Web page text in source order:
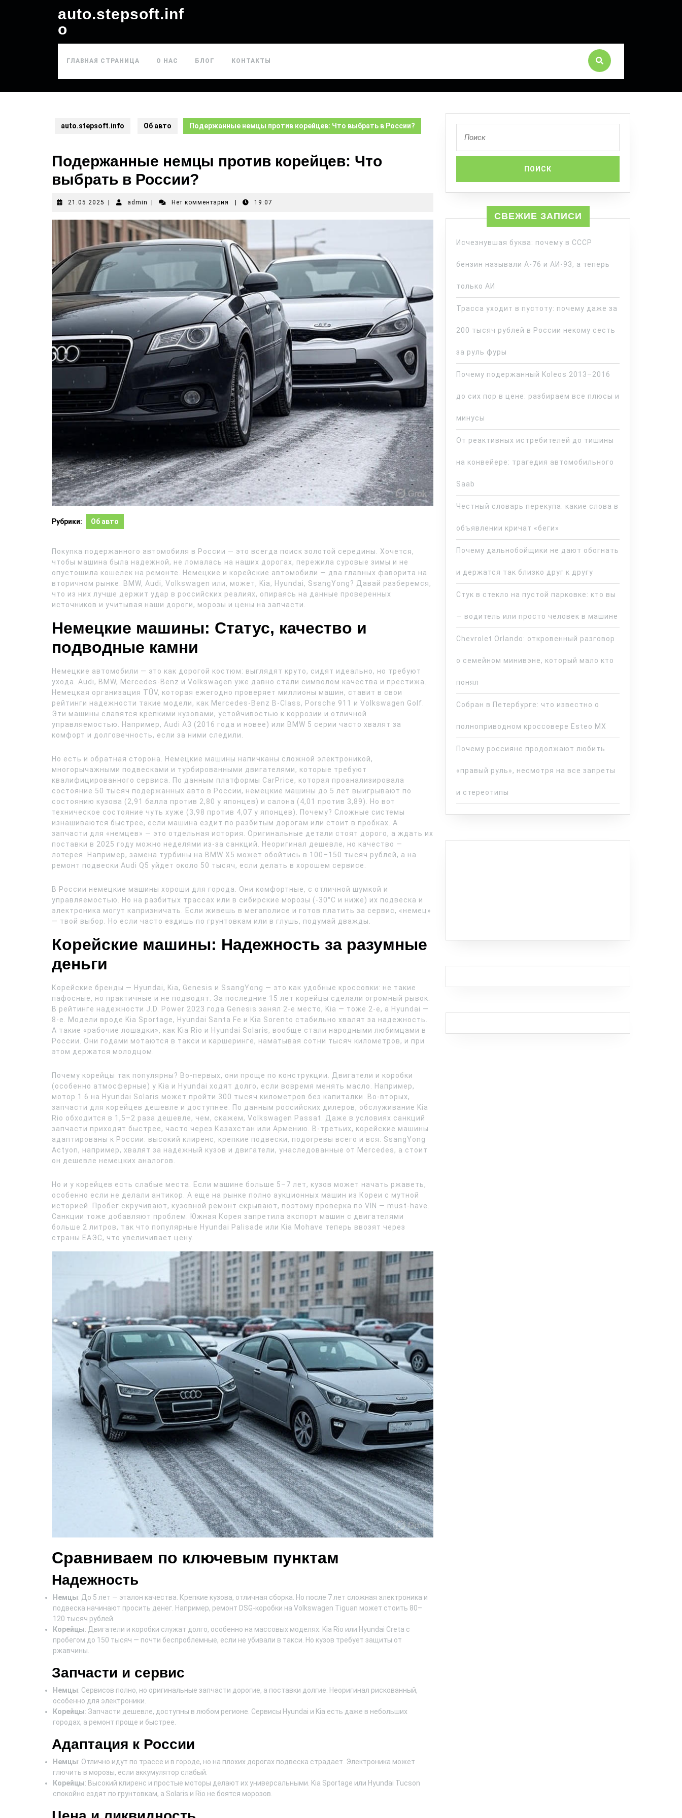
auto.stepsoft.inf
o
ГЛАВНАЯ СТРАНИЦА О НАС БЛОГ КОНТАКТЫ
auto.stepsoft.info Об авто Подержанные немцы против корейцев: Что выбрать в России?
Подержанные немцы против корейцев: Что
выбрать в России?
21.05.2025 admin Нет комментария 19:07
Рубрики: Об авто
Покупка подержанного автомобиля в России — это всегда поиск золотой середины. Хочется,
чтобы машина была надежной, не ломалась на наших дорогах, пережила суровые зимы и не
опустошила кошелек на ремонте. Немецкие и корейские автомобили — два главных фаворита на
вторичном рынке. BMW, Audi, Volkswagen или, может, Kia, Hyundai, SsangYong? Давай разберемся,
что из них лучше держит удар в российских реалиях, опираясь на данные проверенных
источников и учитывая наши дороги, морозы и цены на запчасти.
Немецкие машины: Статус, качество и
подводные камни
Немецкие автомобили — это как дорогой костюм: выглядят круто, сидят идеально, но требуют
ухода. Audi, BMW, Mercedes-Benz и Volkswagen уже давно стали символом качества и престижа.
Немецкая организация TÜV, которая ежегодно проверяет миллионы машин, ставит в свои
рейтинги надежности такие модели, как Mercedes-Benz B-Class, Porsche 911 и Volkswagen Golf.
Эти машины славятся крепкими кузовами, устойчивостью к коррозии и отличной
управляемостью. Например, Audi A3 (2016 года и новее) или BMW 5 серии часто хвалят за
комфорт и долговечность, если за ними следили.
Но есть и обратная сторона. Немецкие машины напичканы сложной электроникой,
многорычажными подвесками и турбированными двигателями, которые требуют
квалифицированного сервиса. По данным платформы CarPrice, которая проанализировала
состояние 50 тысяч подержанных авто в России, немецкие машины до 5 лет выигрывают по
состоянию кузова (2,91 балла против 2,80 у японцев) и салона (4,01 против 3,89). Но вот
техническое состояние чуть хуже (3,98 против 4,07 у японцев). Почему? Сложные системы
изнашиваются быстрее, если машина ездит по разбитым дорогам или стоит в пробках. А
запчасти для «немцев» — это отдельная история. Оригинальные детали стоят дорого, а ждать их
поставки в 2025 году можно неделями из-за санкций. Неоригинал дешевле, но качество —
лотерея. Например, замена турбины на BMW X5 может обойтись в 100–150 тысяч рублей, а на
ремонт подвески Audi Q5 уйдет около 50 тысяч, если делать в хорошем сервисе.
В России немецкие машины хороши для города. Они комфортные, с отличной шумкой и
управляемостью. Но на разбитых трассах или в сибирские морозы (-30°C и ниже) их подвеска и
электроника могут капризничать. Если живешь в мегаполисе и готов платить за сервис, «немец»
— твой выбор. Но если часто ездишь по грунтовкам или в глушь, подумай дважды.
Корейские машины: Надежность за разумные
деньги
Корейские бренды — Hyundai, Kia, Genesis и SsangYong — это как удобные кроссовки: не такие
пафосные, но практичные и не подводят. За последние 15 лет корейцы сделали огромный рывок.
В рейтинге надежности J.D. Power 2023 года Genesis занял 2-е место, Kia — тоже 2-е, а Hyundai —
8-е. Модели вроде Kia Sportage, Hyundai Santa Fe и Kia Sorento стабильно хвалят за надежность.
А такие «рабочие лошадки», как Kia Rio и Hyundai Solaris, вообще стали народными любимцами в
России. Они годами мотаются в такси и каршеринге, наматывая сотни тысяч километров, и при
этом держатся молодцом.
Почему корейцы так популярны? Во-первых, они проще по конструкции. Двигатели и коробки
(особенно атмосферные) у Kia и Hyundai ходят долго, если вовремя менять масло. Например,
мотор 1.6 на Hyundai Solaris может пройти 300 тысяч километров без капиталки. Во-вторых,
запчасти для корейцев дешевле и доступнее. По данным российских дилеров, обслуживание Kia
Rio обходится в 1,5–2 раза дешевле, чем, скажем, Volkswagen Passat. Даже в условиях санкций
запчасти приходят быстрее, часто через Казахстан или Армению. В-третьих, корейские машины
адаптированы к России: высокий клиренс, крепкие подвески, подогревы всего и вся. SsangYong
Actyon, например, хвалят за надежный кузов и двигатели, унаследованные от Mercedes, а стоит
он дешевле немецких аналогов.
Но и у корейцев есть слабые места. Если машине больше 5–7 лет, кузов может начать ржаветь,
особенно если не делали антикор. А еще на рынке полно аукционных машин из Кореи с мутной
историей. Пробег скручивают, кузовной ремонт скрывают, поэтому проверка по VIN — must-have.
Санкции тоже добавляют проблем: Южная Корея запретила экспорт машин с двигателями
больше 2 литров, так что популярные Hyundai Palisade или Kia Mohave теперь ввозят через
страны ЕАЭС, что увеличивает цену.
Сравниваем по ключевым пунктам
Надежность
Немцы: До 5 лет — эталон качества. Крепкие кузова, отличная сборка. Но после 7 лет сложная электроника и
подвеска начинают просить денег. Например, ремонт DSG-коробки на Volkswagen Tiguan может стоить 80–
120 тысяч рублей.
Корейцы: Двигатели и коробки служат долго, особенно на массовых моделях. Kia Rio или Hyundai Creta с
пробегом до 150 тысяч — почти беспроблемные, если не убивали в такси. Но кузов требует защиты от
ржавчины.
Запчасти и сервис
Немцы: Сервисов полно, но оригинальные запчасти дорогие, а поставки долгие. Неоригинал рискованный,
особенно для электроники.
Корейцы: Запчасти дешевле, доступны в любом регионе. Сервисы Hyundai и Kia есть даже в небольших
городах, а ремонт проще и быстрее.
Адаптация к России
Немцы: Отлично идут по трассе и в городе, но на плохих дорогах подвеска страдает. Электроника может
глючить в морозы, если аккумулятор слабый.
Корейцы: Высокий клиренс и простые моторы делают их универсальными. Kia Sportage или Hyundai Tucson
спокойно ездят по грунтовкам, а Solaris и Rio не боятся морозов.
СВЕЖИЕ ЗАПИСИ
Исчезнувшая буква: почему в СССР
бензин называли А-76 и АИ-93, а теперь
только АИ
Трасса уходит в пустоту: почему даже за
200 тысяч рублей в России некому сесть
за руль фуры
Почему подержанный Koleos 2013–2016
до сих пор в цене: разбираем все плюсы и
минусы
От реактивных истребителей до тишины
на конвейере: трагедия автомобильного
Saab
Честный словарь перекупа: какие слова в
объявлении кричат «беги»
Почему дальнобойщики не дают обогнать
и держатся так близко друг к другу
Стук в стекло на пустой парковке: кто вы
— водитель или просто человек в машине
Chevrolet Orlando: откровенный разговор
о семейном минивэне, который мало кто
понял
Собран в Петербурге: что известно о
полноприводном кроссовере Esteo MX
Почему россияне продолжают любить
«правый руль», несмотря на все запреты
и стереотипы